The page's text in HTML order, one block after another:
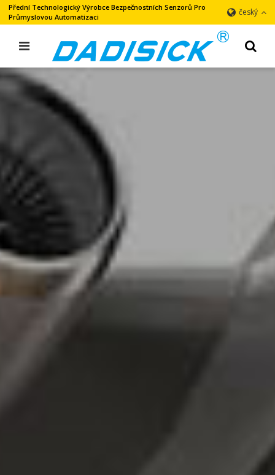
Přední Technologický Výrobce Bezpečnostních Senzorů Pro
Průmyslovou Automatizaci
český